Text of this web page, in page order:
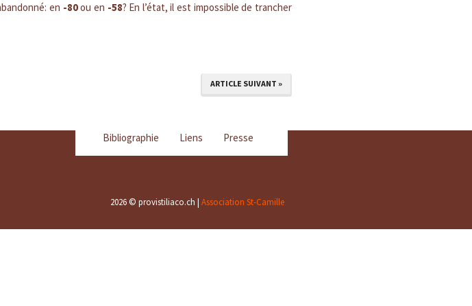
en -80ou en -58? En l’état, il est impossible de trancher
ARTICLE SUIVANT »
Bibliographie Liens Presse
2026 © provistiliaco.ch | Association St-Camille